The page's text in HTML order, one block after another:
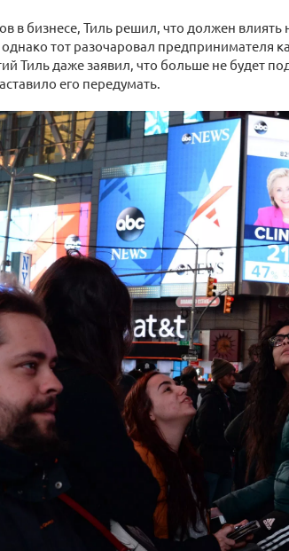
в бизнесе, Тиль решил, что должен влиять
тот разочаровал предпринимателя
Тиль даже заявил, что больше не будет
его передумать.